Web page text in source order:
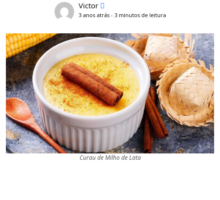
Victor
3 anos atrás - 3 minutos de leitura
Curau de Milho de Lata